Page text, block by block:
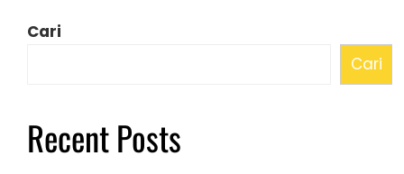
Cari
Cari
Recent Posts